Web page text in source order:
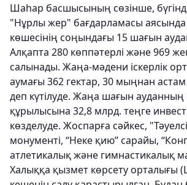
Шаһар басшысының сөзінше,
"Нұрлы жер" бағдарламасы
көшесінің соңындағы 15 шағын
Алқапта 280 көппәтерлі және 969
салынады. Жаңа-мәдени іскерлік
аумағы 362 гектар, 30 мыңнан
деп күтілуде. Жаңа шағын
құрылысына 32,8 млрд. теңге
көзделуде. Жоспарға сәйкес,
монументі, “Неке қию” сарайы,
атлетикалық және гимнастикалық
Халыққа қызмет көрсету орталығы